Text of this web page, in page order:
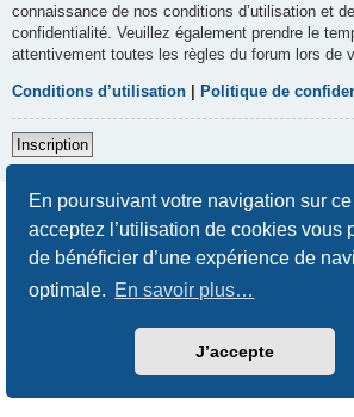
En poursuivant votre navigation sur
acceptez l’utilisation de cookies vous
de bénéficier d’une expérience de
optimale. En savoir plus…
J’accepte
connaissance de nos conditions d’utilisation et
confidentialité. Veuillez également prendre le
attentivement toutes les règles du forum lors de
Conditions d’utilisation Politique de
Inscription
Développé par phpBB® Forum Software ©
Traduction française officielle
Prosilver New Edition
Confidentialité|Conditions